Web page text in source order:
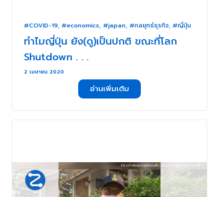
#COVID-19, #economics, #japan, #กลยุทธ์ธุรกิจ, #ญี่ปุ่น
ทำไมญี่ปุ่น ยัง(ดู)เป็นปกติ ขณะที่โลก
Shutdown . . .
2 เมษายน 2020
อ่านเพิ่มเติม